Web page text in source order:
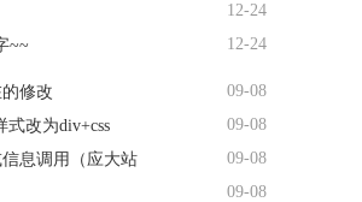
12-24
~~
12-24
修改
09-08
式改为div+css
09-08
息调用（应大站
09-08
09-08